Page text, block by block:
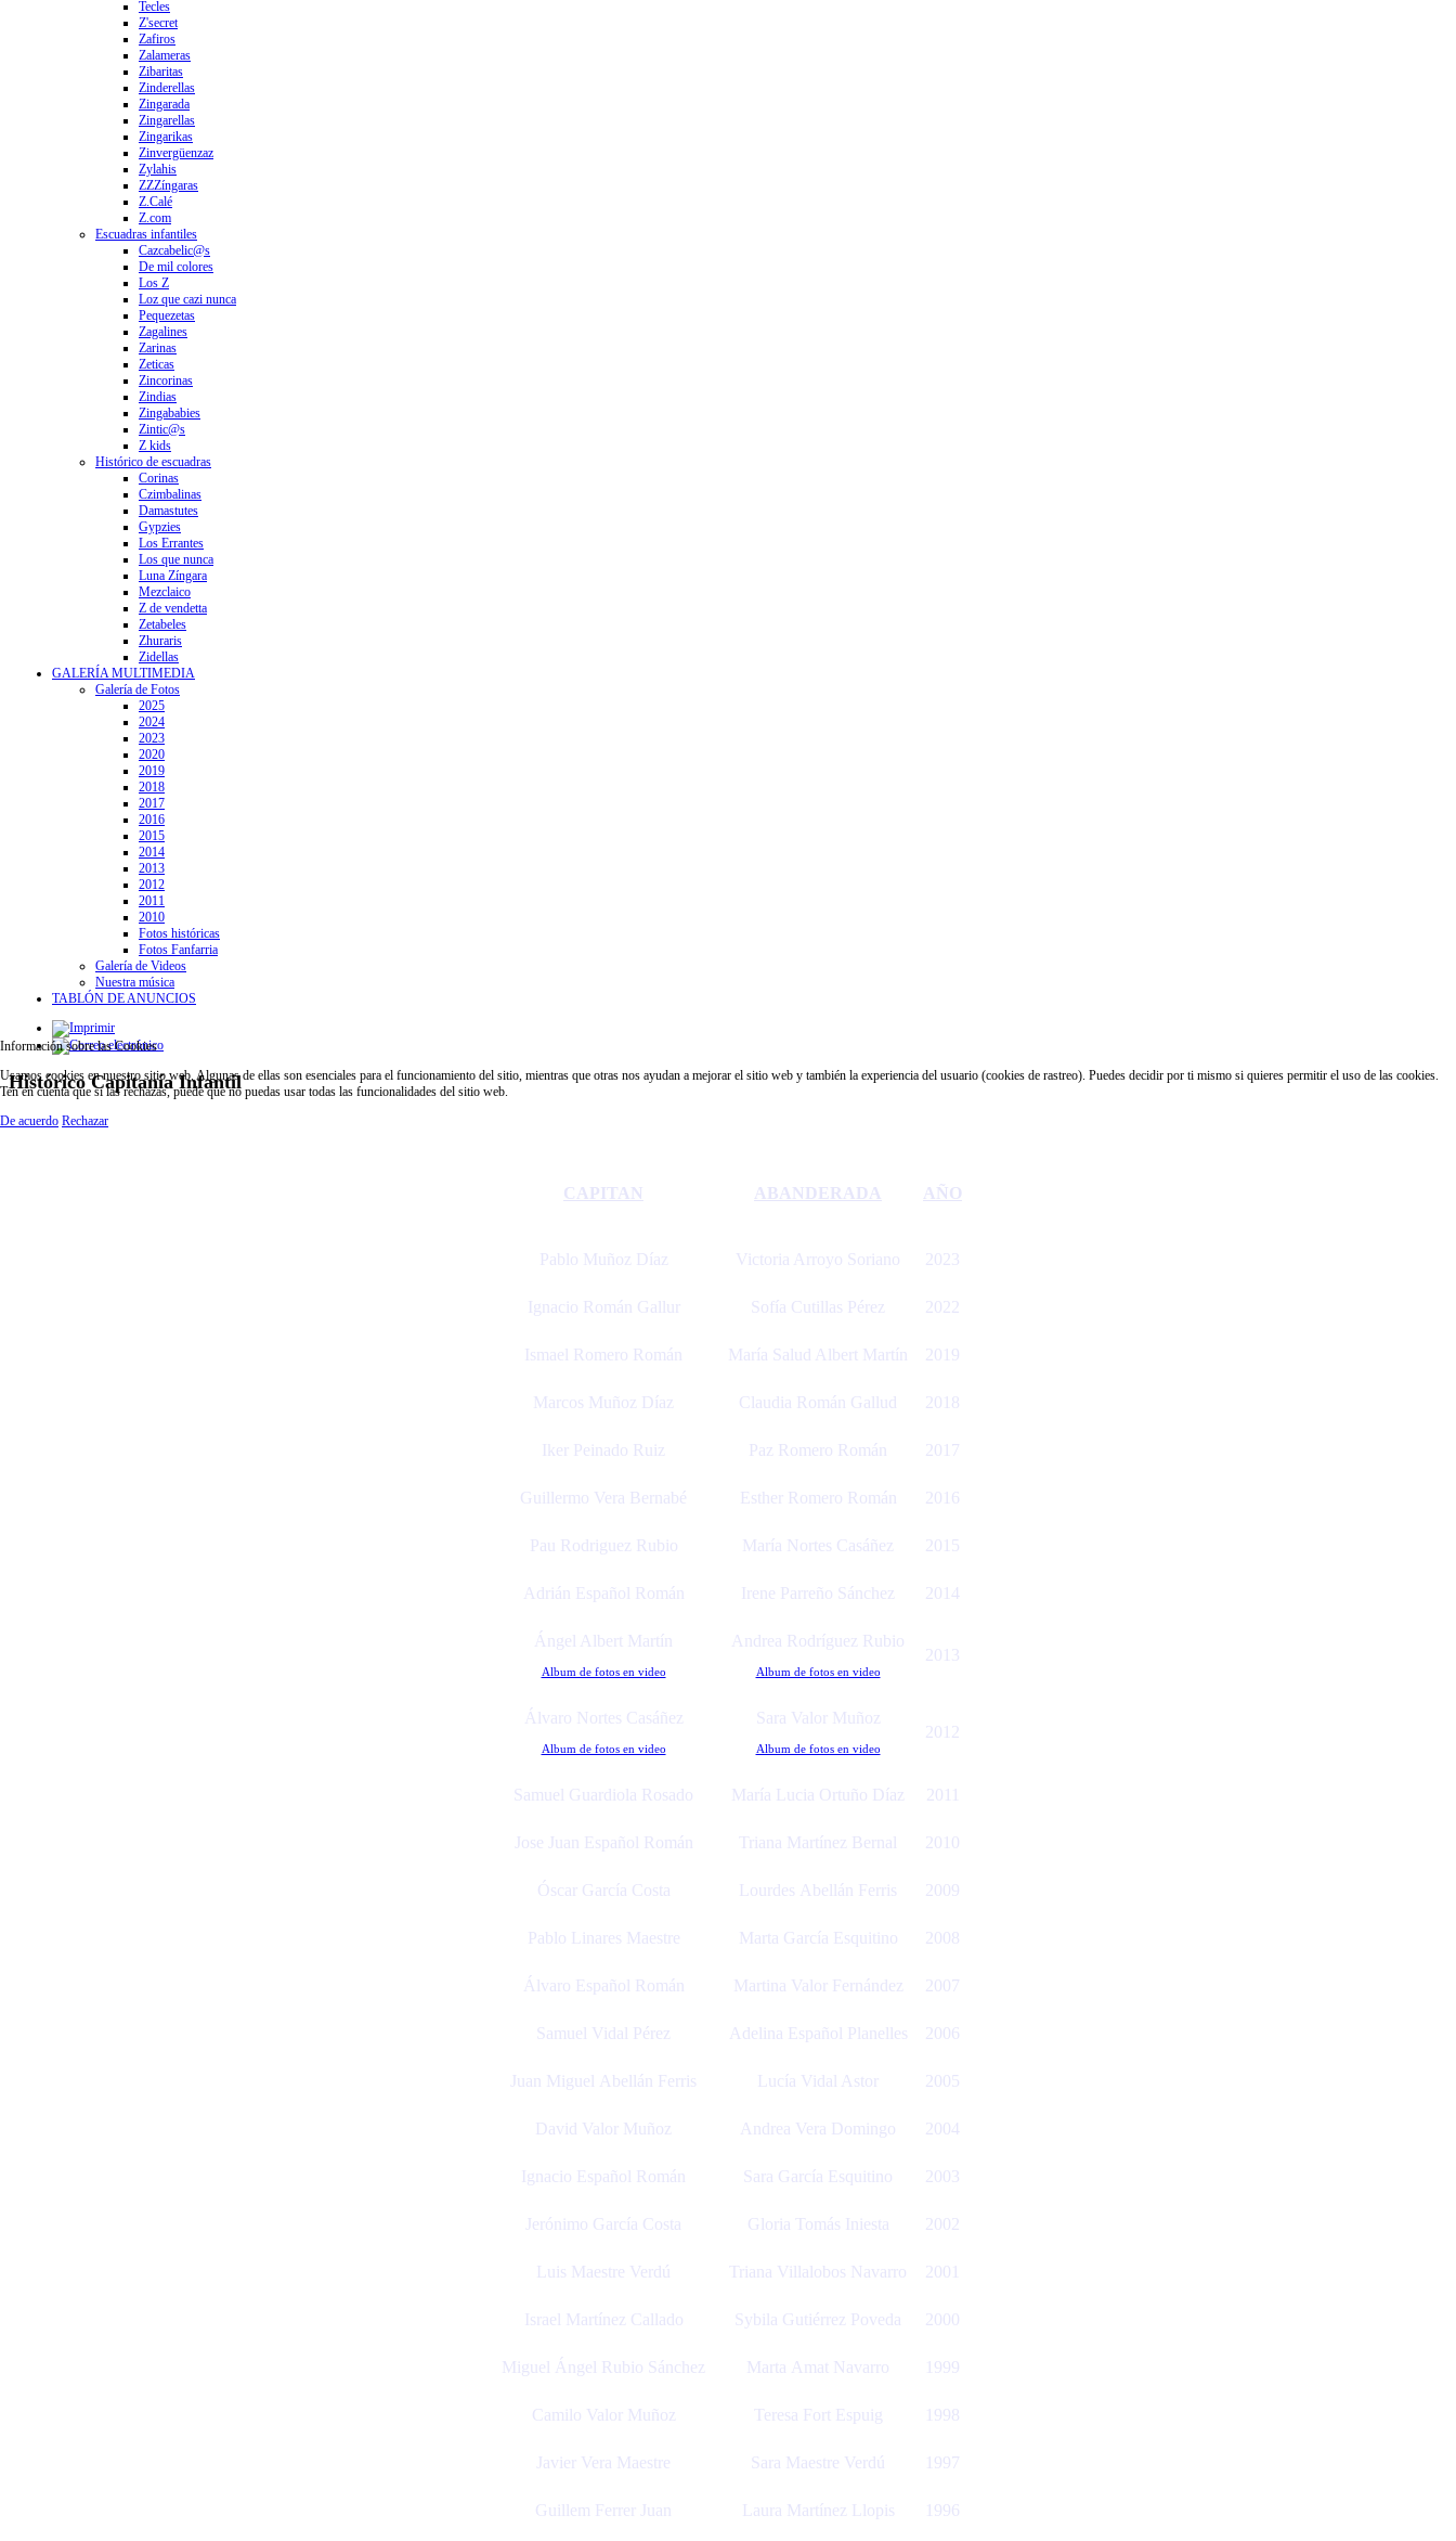
Tecles
Z'secret
Zafiros
Zalameras
Zibaritas
Zinderellas
Zingarada
Zingarellas
Zingarikas
Zinvergüenzaz
Zylahis
ZZZíngaras
Z.Calé
Z.com
Escuadras infantiles
Cazcabelic@s
De mil colores
Los Z
Loz que cazi nunca
Pequezetas
Zagalines
Zarinas
Zeticas
Zincorinas
Zindias
Zingababies
Zintic@s
Z kids
Histórico de escuadras
Corinas
Czimbalinas
Damastutes
Gypzies
Los Errantes
Los que nunca
Luna Zíngara
Mezclaico
Z de vendetta
Zetabeles
Zhuraris
Zidellas
GALERÍA MULTIMEDIA
Galería de Fotos
2025
2024
2023
2020
2019
2018
2017
2016
2015
2014
2013
2012
2011
2010
Fotos históricas
Fotos Fanfarria
Galería de Videos
Nuestra música
TABLÓN DE ANUNCIOS
Histórico Capitanía Infantil
CAPITAN ABANDERADA AÑO
Pablo Muñoz Díaz Victoria Arroyo Soriano 2023
Ignacio Román Gallur Sofía Cutillas Pérez 2022
Ismael Romero Román María Salud Albert Martín 2019
Marcos Muñoz Díaz Claudia Román Gallud 2018
Iker Peinado Ruiz Paz Romero Román 2017
Guillermo Vera Bernabé Esther Romero Román 2016
Pau Rodriguez Rubio María Nortes Casáñez 2015
Adrián Español Román Irene Parreño Sánchez 2014
Ángel Albert Martín
Album de fotos en video
Andrea Rodríguez Rubio
Album de fotos en video
2013
Álvaro Nortes Casáñez
Album de fotos en video
Sara Valor Muñoz
Album de fotos en video
2012
Samuel Guardiola Rosado María Lucia Ortuño Díaz 2011
Jose Juan Español Román Triana Martínez Bernal 2010
Óscar García Costa Lourdes Abellán Ferris 2009
Pablo Linares Maestre Marta García Esquitino 2008
Álvaro Español Román Martina Valor Fernández 2007
Samuel Vidal Pérez Adelina Español Planelles 2006
Juan Miguel Abellán Ferris Lucía Vidal Astor 2005
David Valor Muñoz Andrea Vera Domingo 2004
Ignacio Español Román Sara García Esquitino 2003
Jerónimo García Costa Gloria Tomás Iniesta 2002
Luis Maestre Verdú Triana Villalobos Navarro 2001
Israel Martínez Callado Sybila Gutiérrez Poveda 2000
Miguel Ángel Rubio Sánchez Marta Amat Navarro 1999
Camilo Valor Muñoz Teresa Fort Espuig 1998
Javier Vera Maestre Sara Maestre Verdú 1997
Guillem Ferrer Juan Laura Martínez Llopis 1996
Información sobre las Cookies
Usamos cookies en nuestro sitio web. Algunas de ellas son esenciales para el funcionamiento del sitio, mientras que otras nos ayudan a mejorar el sitio web y también la experiencia del usuario (cookies de rastreo). Puedes decidir por ti mismo si quieres permitir el uso de las cookies.
Ten en cuenta que si las rechazas, puede que no puedas usar todas las funcionalidades del sitio web.
De acuerdo Rechazar